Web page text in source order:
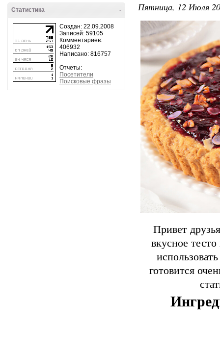
-
Статистика
Создан: 22.09.2008
Записей: 59105
Комментариев:
406932
Написано: 816757
Отчеты:
Посетители
Поисковые фразы
Пятница, 12 Июля
Привет
вкусное
готовится